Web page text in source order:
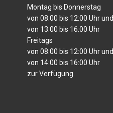
Montag bis Donnerstag
von 08:00 bis 12:00 Uhr und
von 13:00 bis 16:00 Uhr
Freitags
von 08:00 bis 12:00 Uhr und
von 14:00 bis 16:00 Uhr
zur Verfügung.